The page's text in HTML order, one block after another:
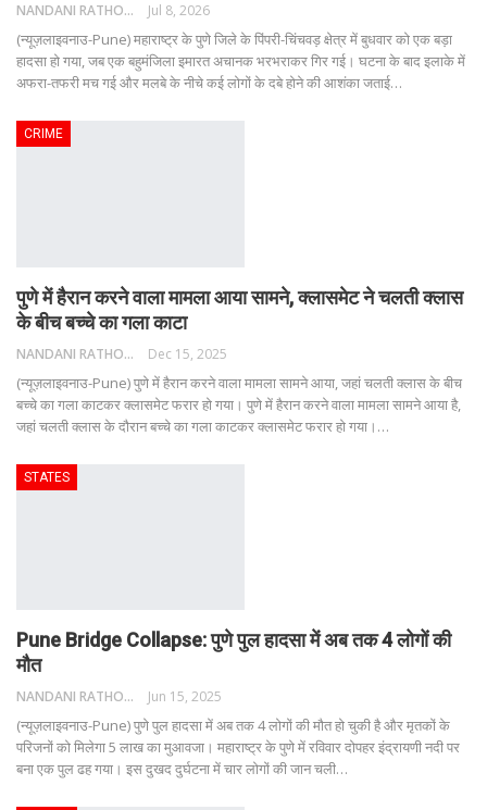
NANDANI RATHORE Jul 8, 2026
(न्यूज़लाइवनाउ-Pune) महाराष्ट्र के पुणे जिले के पिंपरी-चिंचवड़ क्षेत्र में बुधवार को एक बड़ा
हादसा हो गया, जब एक बहुमंजिला इमारत अचानक भरभराकर गिर गई। घटना के बाद इलाके में
अफरा-तफरी मच गई और मलबे के नीचे कई लोगों के दबे होने की आशंका जताई…
CRIME
पुणे में हैरान करने वाला मामला आया सामने, क्लासमेट ने चलती क्लास
के बीच बच्चे का गला काटा
NANDANI RATHORE Dec 15, 2025
(न्यूज़लाइवनाउ-Pune) पुणे में हैरान करने वाला मामला सामने आया, जहां चलती क्लास के बीच
बच्चे का गला काटकर क्लासमेट फरार हो गया। पुणे में हैरान करने वाला मामला सामने आया है,
जहां चलती क्लास के दौरान बच्चे का गला काटकर क्लासमेट फरार हो गया। …
STATES
Pune Bridge Collapse: पुणे पुल हादसा में अब तक 4 लोगों की
मौत
NANDANI RATHORE Jun 15, 2025
(न्यूज़लाइवनाउ-Pune) पुणे पुल हादसा में अब तक 4 लोगों की मौत हो चुकी है और मृतकों के
परिजनों को मिलेगा 5 लाख का मुआवजा। महाराष्ट्र के पुणे में रविवार दोपहर इंद्रायणी नदी पर
बना एक पुल ढह गया। इस दुखद दुर्घटना में चार लोगों की जान चली…